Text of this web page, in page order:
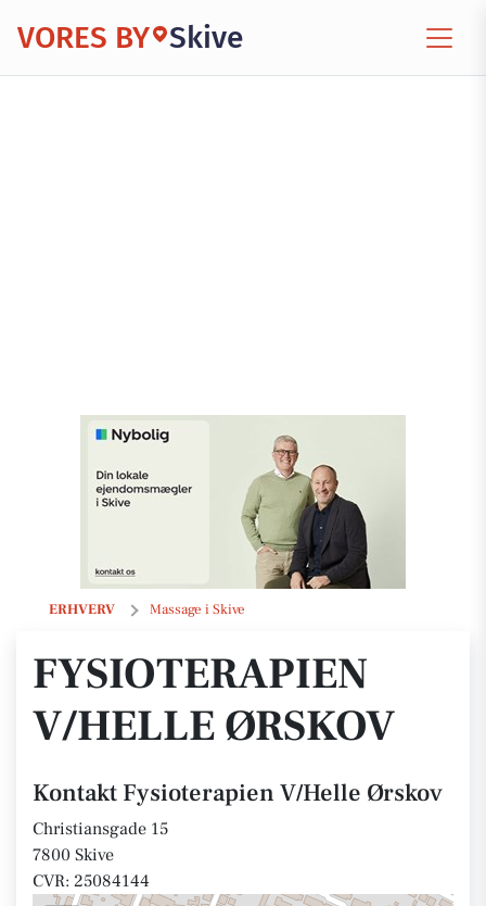
VORES BY Skive
ERHVERV Massage i Skive
Fysioterapien V/Helle Ørskov
FYSIOTERAPIEN
V/HELLE ØRSKOV
Kontakt Fysioterapien V/Helle Ørskov
Christiansgade 15
7800 Skive
CVR: 25084144